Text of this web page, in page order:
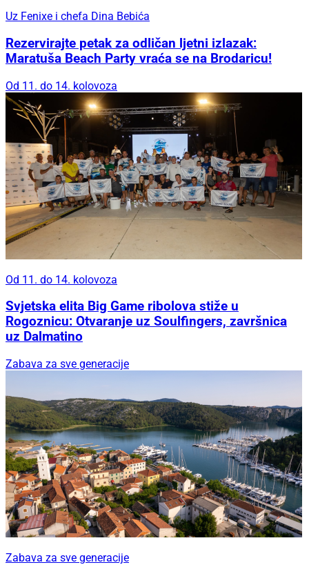
Uz Fenixe i chefa Dina Bebića
Rezervirajte petak za odličan ljetni izlazak:
Maratuša Beach Party vraća se na Brodaricu!
Od 11. do 14. kolovoza
Od 11. do 14. kolovoza
Svjetska elita Big Game ribolova stiže u
Rogoznicu: Otvaranje uz Soulfingers, završnica
uz Dalmatino
Zabava za sve generacije
Zabava za sve generacije